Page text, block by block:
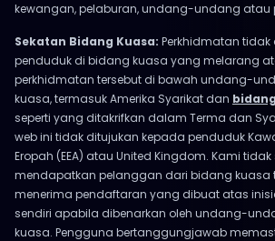
kewangan, pelaburan, undang-undang atau
Sekatan Bidang Kuasa: Perkhidmatan
penduduk di bidang kuasa yang melarang
perkhidmatan tersebut di bawah undang-
kuasa, termasuk Amerika Syarikat dan
seperti yang ditakrifkan dalam Terma dan
web ini tidak ditujukan kepada penduduk
Eropah (EEA) atau United Kingdom. Kami
mendapatkan pelanggan dari bidang kuasa
menerima pendaftaran yang dibuat atas
sendiri apabila dibenarkan oleh undang-
kuasa. Pengguna bertanggungjawab